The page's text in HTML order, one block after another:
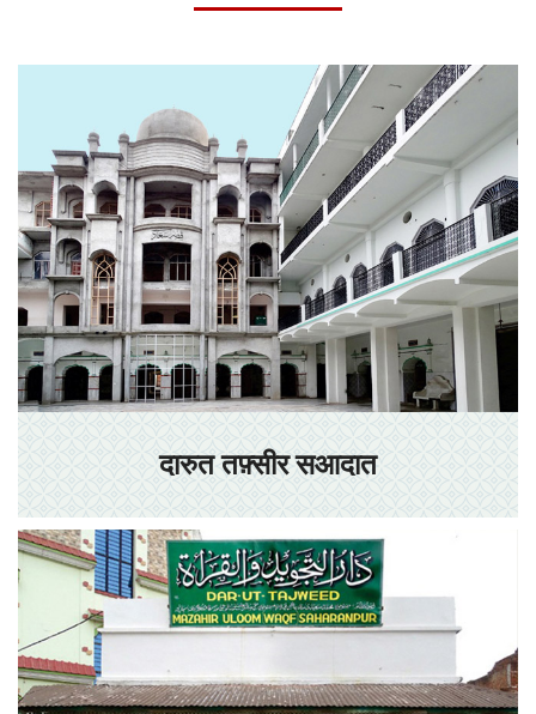
दारुत तफ़्सीर सआदात